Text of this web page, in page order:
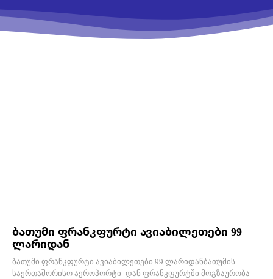
ბათუმი ფრანკფურტი ავიაბილეთები 99
ლარიდან
ბათუმი ფრანკფურტი ავიაბილეთები 99 ლარიდანბათუმის
საერთაშორისო აეროპორტი -დან ფრანკფურტში მოგზაურობა